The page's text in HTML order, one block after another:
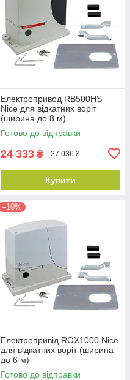
Електропривод RB500HS
Nice для відкатних воріт
(ширина до 8 м)
Готово до відправки
24 333 ₴ 27 036 ₴
Купити
–10%
Електропривід ROX1000 Nice
для відкатних воріт (ширина
до 6 м)
Готово до відправки